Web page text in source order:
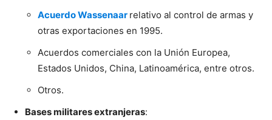
Acuerdo Wassenaar relativo al control de armas y
otras exportaciones en 1995.
Acuerdos comerciales con la Unión Europea,
Estados Unidos, China, Latinoamérica, entre otros.
Otros.
Bases militares extranjeras: